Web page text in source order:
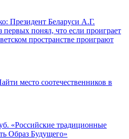
Президент Беларуси А.Г.
понял, что если проиграет
пространстве проиграют
место соотечественников в
«Российские традиционные
Образ Будущего»